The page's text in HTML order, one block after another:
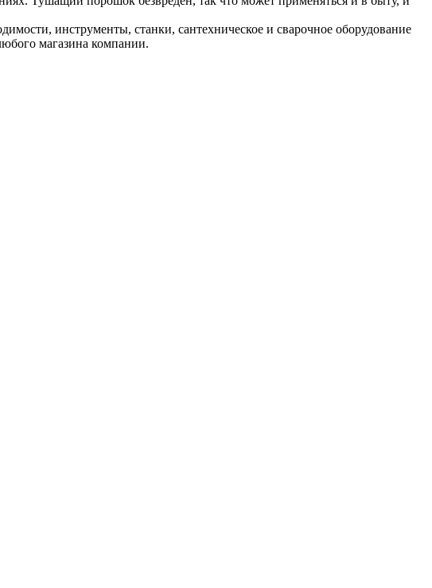
инструменты, станки, сантехническое и сварочное оборудование
магазина компании.